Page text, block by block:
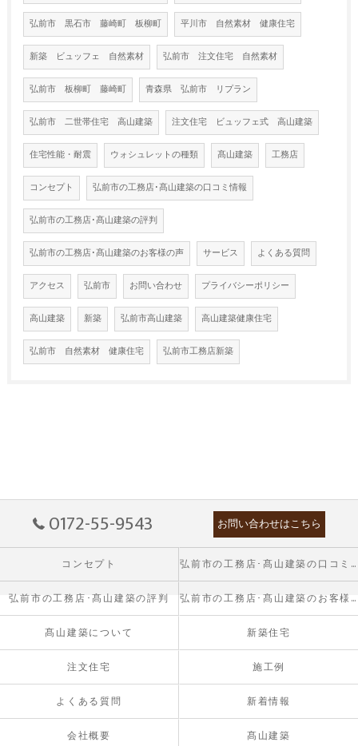
弘前市 黒石市 藤崎町 板柳町 平川市 自然素材 健康住宅
新築 ビュッフェ 自然素材 弘前市 注文住宅 自然素材
弘前市 板柳町 藤崎町 青森県 弘前市 リプラン
弘前市 二世帯住宅 高山建築 注文住宅 ビュッフェ式 高山建築
住宅性能・耐震 ウォシュレットの種類 髙山建築 工務店
コンセプト 弘前市の工務店･髙山建築の口コミ情報
弘前市の工務店･髙山建築の評判
弘前市の工務店･髙山建築のお客様の声 サービス よくある質問
アクセス 弘前市 お問い合わせ プライバシーポリシー
高山建築 新築 弘前市高山建築 高山建築健康住宅
弘前市 自然素材 健康住宅 弘前市工務店新築
0172-55-9543 お問い合わせはこちら
コンセプト 弘前市の工務店･髙山建築の口コミ情報
弘前市の工務店･髙山建築の評判 弘前市の工務店･髙山建築のお客様の声
髙山建築について 新築住宅
注文住宅 施工例
よくある質問 新着情報
会社概要 髙山建築